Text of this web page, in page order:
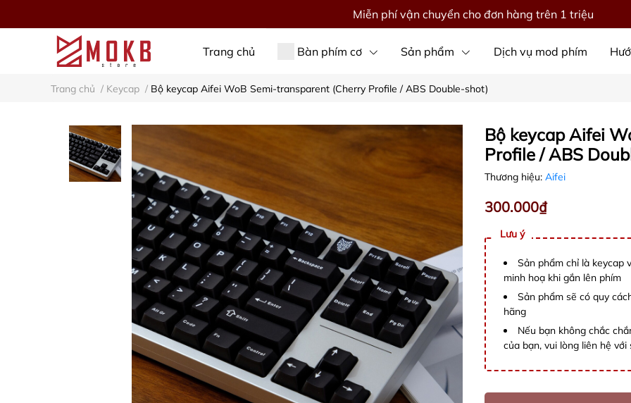
Miễn phí vận chuyển cho đơn hàng trên 1 triệu
Trang chủ Bàn phím cơ Sản phẩm Dịch vụ mod phím
Trang chủ / Keycap / Bộ keycap Aifei WoB Semi-transparent (Cherry Profile / ABS Double-shot)
Bộ keycap Aifei
Profile / ABS
Thương hiệu: Aifei
300.000₫
Lưu ý
Sản phẩm chỉ là keycap
minh hoạ khi gắn lên phím
Sản phẩm sẽ có quy
hãng
Nếu bạn không chắc
của bạn, vui lòng liên hệ